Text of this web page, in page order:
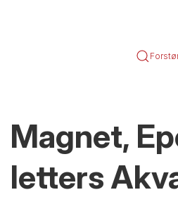
Magnet,
letters